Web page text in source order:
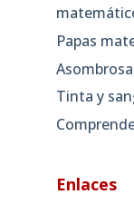
Papas
Asombrosa
Tinta y
Enlaces